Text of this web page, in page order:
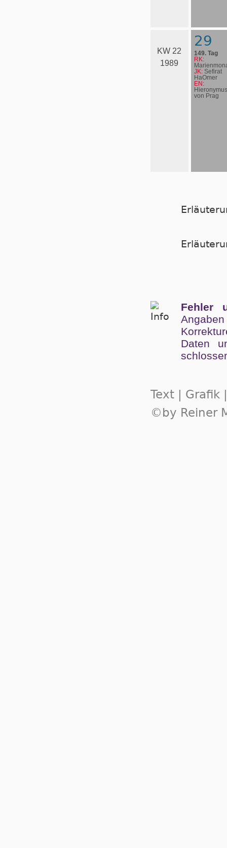
KW 22
1989
29
149. Tag
RK:
JK: Sefirat
HaOmer
EN:
Hieronymus
von Prag
Fehler
Angaben
Da­ten
Text | Grafik
©by Reiner